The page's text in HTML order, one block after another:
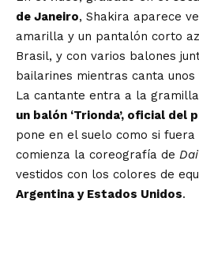
de Janeiro, Shakira aparece
amarilla y un pantalón corto
Brasil, y con varios balones
bailarines mientras canta
La cantante entra a la
un balón ‘Trionda’, oficial del
pone en el suelo como si
comienza la coreografía de
vestidos con los colores de
Argentina y Estados Unidos.